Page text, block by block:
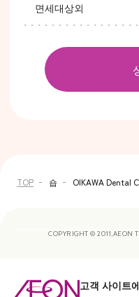
면세대상외
TOP 숍 OIKAWA Dental
COPYRIGHT © 2011,AEON
고객 사이트